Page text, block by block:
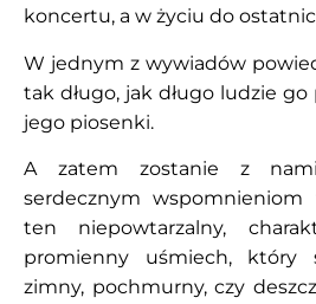
koncertu, a w życiu do
W jednym z wywiadów
tak długo, jak długo ludzie
jego piosenki.
A zatem zostanie z
serdecznym wspomnieniom
ten niepowtarzalny,
promienny uśmiech, który
zimny, pochmurny, czy